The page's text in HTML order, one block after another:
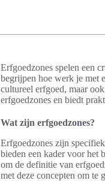
Erfgoedzones spelen een
begrijpen hoe werk je met
cultureel erfgoed, maar
erfgoedzones en biedt
Wat zijn erfgoedzones?
Erfgoedzones zijn
bieden een kader voor het
om de definitie van
met deze concepten om te